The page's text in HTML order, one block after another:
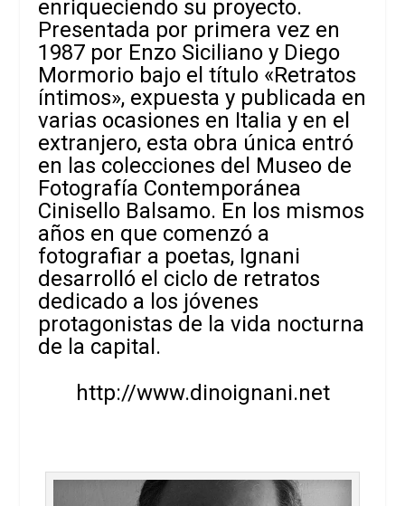
enriqueciendo su proyecto.
Presentada por primera vez en
1987 por Enzo Siciliano y Diego
Mormorio bajo el título «Retratos
íntimos», expuesta y publicada en
varias ocasiones en Italia y en el
extranjero, esta obra única entró
en las colecciones del Museo de
Fotografía Contemporánea
Cinisello Balsamo. En los mismos
años en que comenzó a
fotografiar a poetas, Ignani
desarrolló el ciclo de retratos
dedicado a los jóvenes
protagonistas de la vida nocturna
de la capital.
http://www.dinoignani.net